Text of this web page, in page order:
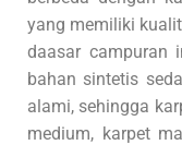
yang memiliki
daasar campuran
bahan sintetis
alami, sehingga
medium, karpet